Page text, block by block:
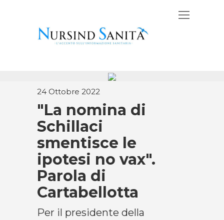
24 Ottobre 2022
"La nomina di
Schillaci
smentisce le
ipotesi no vax".
Parola di
Cartabellotta
Per il presidente della